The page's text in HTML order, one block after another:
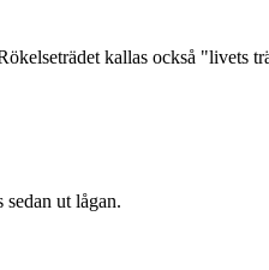
kallas också
ut lågan.